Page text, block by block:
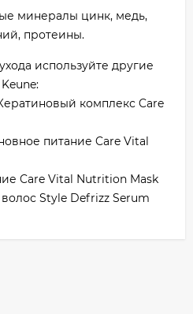
минералы цинк, медь,
протеины.
используйте другие
комплекс Care
питание Care Vital
Care Vital Nutrition Mask
Style Defrizz Serum